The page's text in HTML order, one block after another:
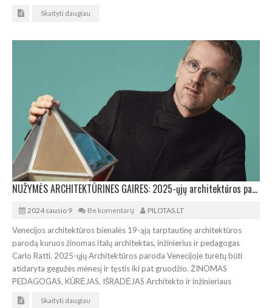
Skaityti daugiau
NUŽYMĖS ARCHITEKTŪRINES GAIRES: 2025-ųjų architektūros parodą Venecijoje kuruos Carlo Ratti
2024 sausio 9 Be komentarų PILOTAS.LT
Venecijos architektūros bienalės 19-ąją tarptautinę architektūros
parodą kuruos žinomas italų architektas, inžinierius ir pedagogas
Carlo Ratti. 2025-ųjų Architektūros paroda Venecijoje turėtų būti
atidaryta gegužės mėnesį ir tęstis iki pat gruodžio. ŽINOMAS
PEDAGOGAS, KŪRĖJAS, IŠRADĖJAS Architekto ir inžinieriaus
Skaityti daugiau